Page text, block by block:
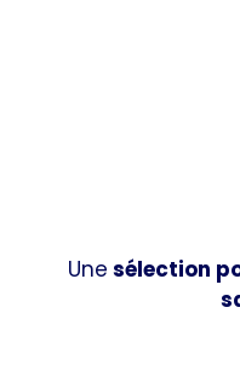
Une sélection